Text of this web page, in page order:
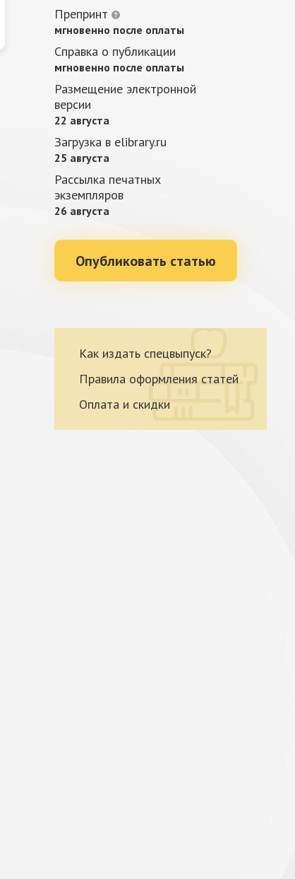
Препринт
мгновенно после оплаты
Справка о публикации
мгновенно после оплаты
Размещение электронной
версии
22 августа
Загрузка в elibrary.ru
25 августа
Рассылка печатных
экземпляров
26 августа
Опубликовать статью
Как издать спецвыпуск?
Правила оформления статей
Оплата и скидки